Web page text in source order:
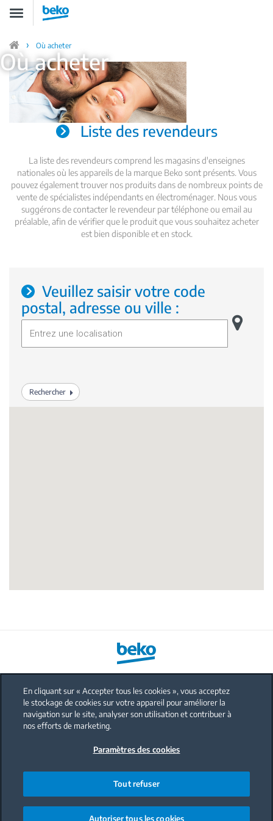
principal
Toggle
navigation
Home
Où acheter
Où acheter
Liste des revendeurs
La liste des revendeurs comprend les magasins d'enseignes
nationales où les appareils de la marque Beko sont présents. Vous
pouvez également trouver nos produits dans de nombreux points de
vente de spécialistes indépendants en électroménager. Nous vous
suggérons de contacter le revendeur par téléphone ou email au
préalable, afin de vérifier que le produit que vous souhaitez acheter
est bien disponible et en stock.
Veuillez saisir votre code
postal, adresse ou ville :
Rechercher
FAQ
Protection données personnelles
Mentions légales
Nous contacter
Code de conduite
En cliquant sur « Accepter tous les cookies », vous acceptez
le stockage de cookies sur votre appareil pour améliorer la
navigation sur le site, analyser son utilisation et contribuer à
nos efforts de marketing.
Paramètres des cookies
Tout refuser
Autoriser tous les cookies